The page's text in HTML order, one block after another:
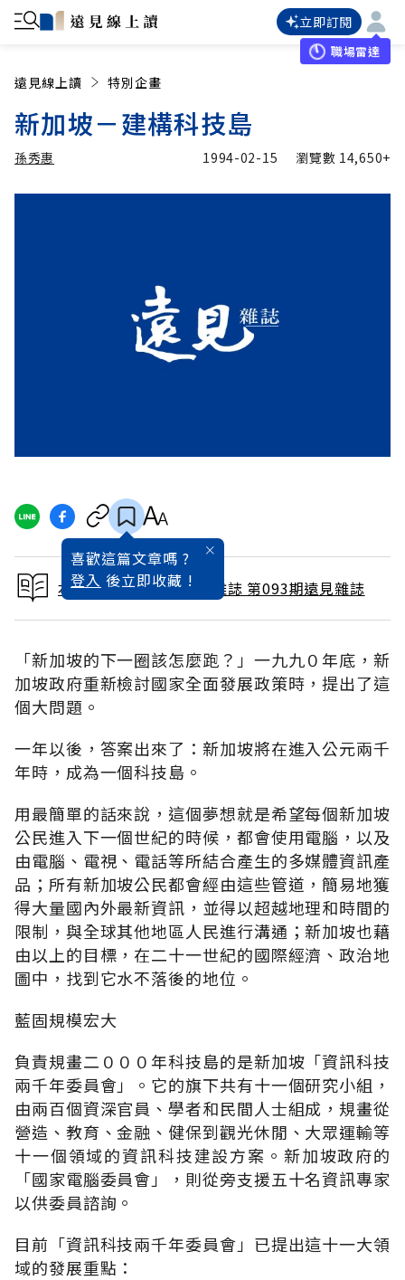
立即訂閱
職場雷達
遠見線上讀 特別企畫
新加坡－建構科技島
孫秀惠 1994-02-15 瀏覽數 14,650+
喜歡這篇文章嗎 ?
登入 後立即收藏 !
本文出自 1994 / 3月號雜誌 第093期遠見雜誌
「新加坡的下一圈該怎麼跑？」一九九０年底，新
加坡政府重新檢討國家全面發展政策時，提出了這
個大問題。
一年以後，答案出來了：新加坡將在進入公元兩千
年時，成為一個科技島。
用最簡單的話來說，這個夢想就是希望每個新加坡
公民進入下一個世紀的時候，都會使用電腦，以及
由電腦、電視、電話等所結合產生的多媒體資訊產
品；所有新加坡公民都會經由這些管道，簡易地獲
得大量國內外最新資訊，並得以超越地理和時間的
限制，與全球其他地區人民進行溝通；新加坡也藉
由以上的目標，在二十一世紀的國際經濟、政治地
圖中，找到它水不落後的地位。
藍固規模宏大
負責規畫二０００年科技島的是新加坡「資訊科技
兩千年委員會」。它的旗下共有十一個研究小組，
由兩百個資深官員、學者和民間人士組成，規畫從
營造、教育、金融、健保到觀光休閒、大眾運輸等
十一個領域的資訊科技建設方案。新加坡政府的
「國家電腦委員會」，則從旁支援五十名資訊專家
以供委員諮詢。
目前「資訊科技兩千年委員會」已提出這十一大領
域的發展重點：